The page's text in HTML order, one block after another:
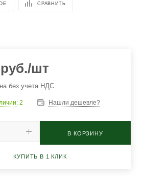
СРАВНИТЬ
руб./шт
без учета НДС
: 2 Нашли дешевле?
В КОРЗИНУ
КУПИТЬ В 1 КЛИК